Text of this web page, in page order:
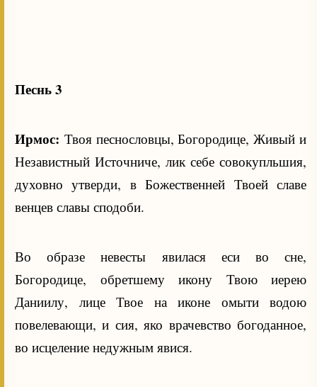
Песнь 3
Ирмос: Твоя песнословцы, Богородице, Живый и
Независтный Источниче, лик себе совокупльшия,
духовно утверди, в Божественней Твоей славе
венцев славы сподоби.
Во образе невесты явилася еси во сне,
Богородице, обретшему икону Твою иерею
Даниилу, лице Твое на иконе омыти водою
повелевающи, и сия, яко врачевство богоданное,
во исцеление недужным явися.